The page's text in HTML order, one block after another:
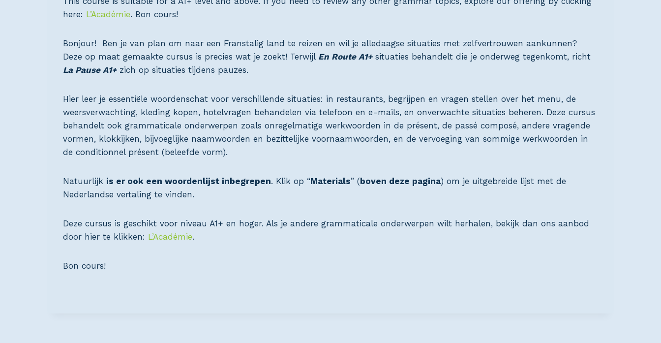
here: L’Académie. Bon cours!
Bonjour! Ben je van plan om naar een Franstalig land te reizen en wil je alledaagse situaties met zelfvertrouwen aankunnen?
Deze op maat gemaakte cursus is precies wat je zoekt! Terwijl En Route A1+situaties behandelt die je onderweg tegenkomt, richt
La Pause A1+zich op situaties tijdens pauzes.
Hier leer je essentiële woordenschat voor verschillende situaties: in restaurants, begrijpen en vragen stellen over het menu, de
weersverwachting, kleding kopen, hotelvragen behandelen via telefoon en e-mails, en onverwachte situaties beheren. Deze cursus
behandelt ook grammaticale onderwerpen zoals onregelmatige werkwoorden in de présent, de passé composé, andere vragende
vormen, klokkijken, bijvoeglijke naamwoorden en bezittelijke voornaamwoorden, en de vervoeging van sommige werkwoorden in
de conditionnel présent (beleefde vorm).
Natuurlijk is er ook een woordenlijst inbegrepen. Klik op “Materials” ( boven deze pagina) om je uitgebreide lijst met de
Nederlandse vertaling te vinden.
Deze cursus is geschikt voor niveau A1+ en hoger. Als je andere grammaticale onderwerpen wilt herhalen, bekijk dan ons aanbod
door hier te klikken: L’Académie.
Bon cours!